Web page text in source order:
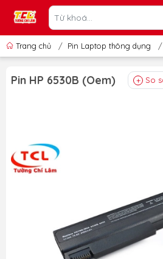
Trang chủ / Pin Laptop thông dụng /
Pin HP 6530B (Oem) So